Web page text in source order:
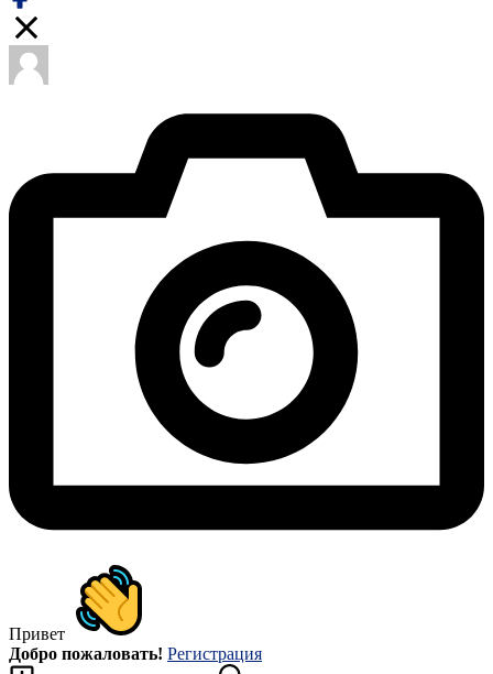
Привет
Добро пожаловать! Регистрация